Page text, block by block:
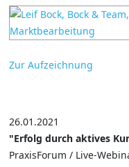
Zur Aufzeichnung
26.01.2021
"Erfolg durch aktives
PraxisForum / Live-